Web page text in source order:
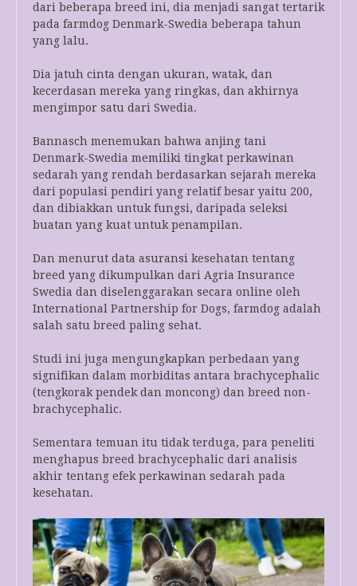
dari beberapa breed ini, dia menjadi sangat tertarik
pada farmdog Denmark-Swedia beberapa tahun
yang lalu.
Dia jatuh cinta dengan ukuran, watak, dan
kecerdasan mereka yang ringkas, dan akhirnya
mengimpor satu dari Swedia.
Bannasch menemukan bahwa anjing tani
Denmark-Swedia memiliki tingkat perkawinan
sedarah yang rendah berdasarkan sejarah mereka
dari populasi pendiri yang relatif besar yaitu 200,
dan dibiakkan untuk fungsi, daripada seleksi
buatan yang kuat untuk penampilan.
Dan menurut data asuransi kesehatan tentang
breed yang dikumpulkan dari Agria Insurance
Swedia dan diselenggarakan secara online oleh
International Partnership for Dogs, farmdog adalah
salah satu breed paling sehat.
Studi ini juga mengungkapkan perbedaan yang
signifikan dalam morbiditas antara brachycephalic
(tengkorak pendek dan moncong) dan breed non-
brachycephalic.
Sementara temuan itu tidak terduga, para peneliti
menghapus breed brachycephalic dari analisis
akhir tentang efek perkawinan sedarah pada
kesehatan.